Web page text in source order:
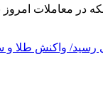
در معاملات امروز